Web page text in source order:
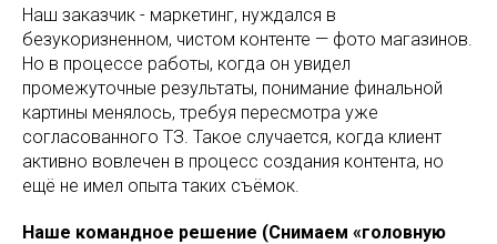
Наш заказчик - маркетинг, нуждался в
безукоризненном, чистом контенте — фото магазинов.
Но в процессе работы, когда он увидел
промежуточные результаты, понимание финальной
картины менялось, требуя пересмотра уже
согласованного ТЗ. Такое случается, когда клиент
активно вовлечен в процесс создания контента, но
ещё не имел опыта таких съёмок.
Наше командное решение (Снимаем «головную